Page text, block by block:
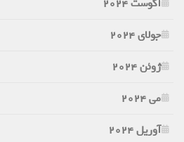
آگوست 2024
جولای 2024
ژوئن 2024
می 2024
آوریل 2024